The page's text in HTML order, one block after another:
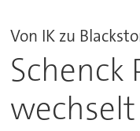
Von IK zu
Schenck